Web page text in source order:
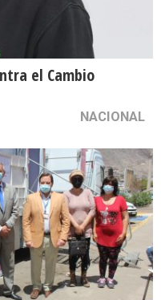
el Cambio
NACIONAL